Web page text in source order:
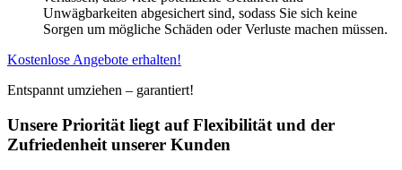
Unwägbarkeiten abgesichert sind, sodass Sie sich keine
Sorgen um mögliche Schäden oder Verluste machen müssen.
Kostenlose Angebote erhalten!
Entspannt umziehen – garantiert!
Unsere Priorität liegt auf Flexibilität und der
Zufriedenheit unserer Kunden